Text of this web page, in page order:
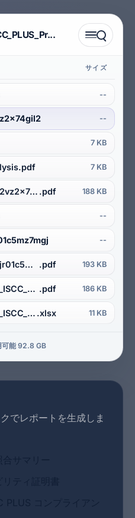
サイズ
--
--
7 KB
.pdf 7 KB
Tx-ndpilg7iq6gup2vz2x74gil2 .pdf 188 KB
--
--
Tx-v0yv238vdz13jr01c5mz7mgj .pdf 193 KB
report_Circularise_B.V._ISCC_PLUS_PE_2026-03-25 .pdf 186 KB
report_Circularise_B.V._ISCC_PLUS_PE_2026-03-25 .xlsx 11 KB
可能 92.8 GB
でレポートを生成しま